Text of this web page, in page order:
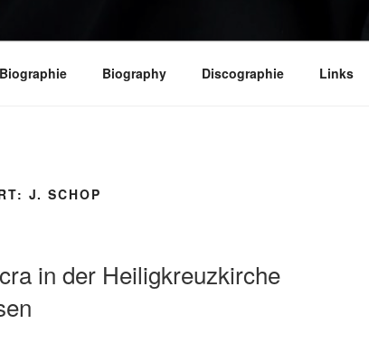
Biographie Biography Discographie Links
J. SCHOP
in der Heiligkreuzkirche